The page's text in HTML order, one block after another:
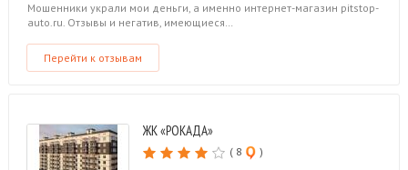
Мошенники украли мои деньги, а именно интернет-магазин pitstop-
auto.ru. Отзывы и негатив, имеющиеся…
Перейти к отзывам
ЖК «РОКАДА»
( 8 )